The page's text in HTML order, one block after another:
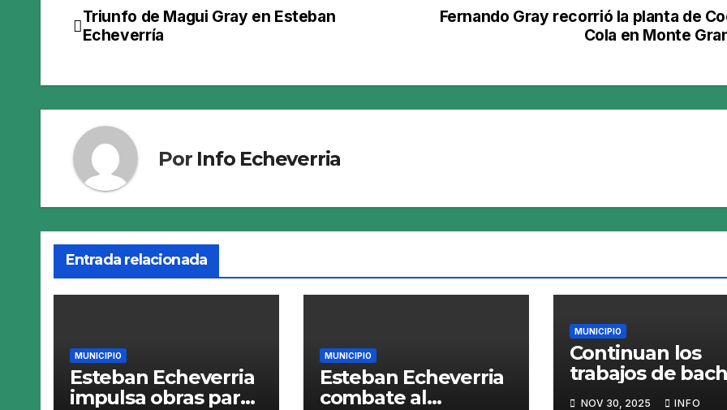
Navegación
entradas
Fernando Gray recorrió la planta de
Cola en Monte
Triunfo de Magui Gray en Esteban
Echeverría
Por Info Echeverria
Entrada relacionada
MUNICIPIO
Esteban Echeverria
impulsa obras para
MUNICIPIO
Esteban Echeverria
combate al
MUNICIPIO
Continuan los
trabajos de
en 9 de Abril
NOV 30, 2025 INFO